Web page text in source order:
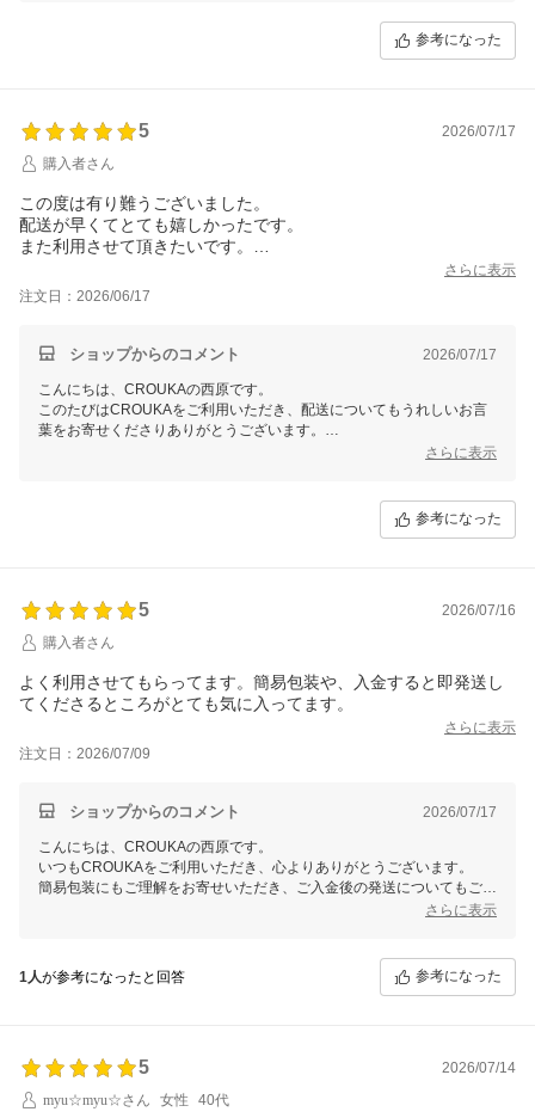
参考になった
5
2026/07/17
購入者さん
この度は有り難うございました。
配送が早くてとても嬉しかったです。
また利用させて頂きたいです。
さらに表示
注文日：2026/06/17
ショップからのコメント 2026/07/17
こんにちは、CROUKAの西原です。
このたびはCROUKAをご利用いただき、配送についてもうれしいお言
葉をお寄せくださりありがとうございます。
「また利用したい」とのお言葉も、大変うれしく励みになります。
これからも楽しくお買い物いただけるショップを目指してまいりますの
さらに表示
参考になった
5
2026/07/16
購入者さん
よく利用させてもらってます。簡易包装や、入金すると即発送し
てくださるところがとても気に入ってます。
さらに表示
注文日：2026/07/09
ショップからのコメント 2026/07/17
こんにちは、CROUKAの西原です。
いつもCROUKAをご利用いただき、心よりありがとうございます。
簡易包装にもご理解をお寄せいただき、ご入金後の発送についてもご満
さらに表示
1人が参考になったと回答 参考になった
5
2026/07/14
myu☆myu☆さん
女性 40代